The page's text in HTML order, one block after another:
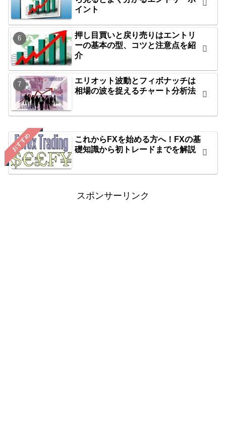
イント
押し目買いと戻り売りはエントリ
ーの基本の型、コツと注意点を紹
介
エリオット波動とフィボナッチは
相場の波を捉えるチャート分析法
おすすめ
これからFXを始める方へ！FXの基
礎知識から初トレードまでを解説
スポンサーリンク